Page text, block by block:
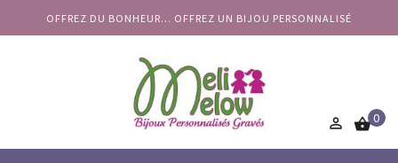
OFFREZ DU BONHEUR... OFFREZ UN BIJOU PERSONNALISÉ
 0